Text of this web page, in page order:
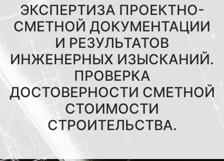
ЭКСПЕРТИЗА ПРОЕКТНО-
СМЕТНОЙ ДОКУМЕНТАЦИИ
И РЕЗУЛЬТАТОВ
ИНЖЕНЕРНЫХ ИЗЫСКАНИЙ.
ПРОВЕРКА
ДОСТОВЕРНОСТИ СМЕТНОЙ
СТОИМОСТИ
СТРОИТЕЛЬСТВА.